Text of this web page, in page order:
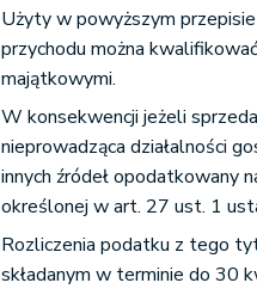
Użyty w powyższym
przychodu można
majątkowymi.
W konsekwencji jeżeli
nieprowadząca działalności
innych źródeł opodatkowany
określonej w art. 27 ust. 1
Rozliczenia podatku z tego
składanym w terminie do 30